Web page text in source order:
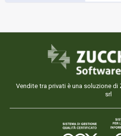
Vendite tra privati è una soluzione
srl